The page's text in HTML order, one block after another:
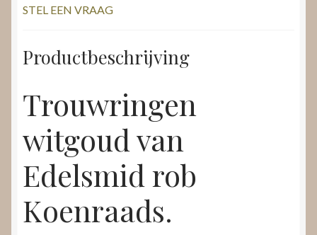
STEL EEN VRAAG
Productbeschrijving
Trouwringen
witgoud van
Edelsmid rob
Koenraads.